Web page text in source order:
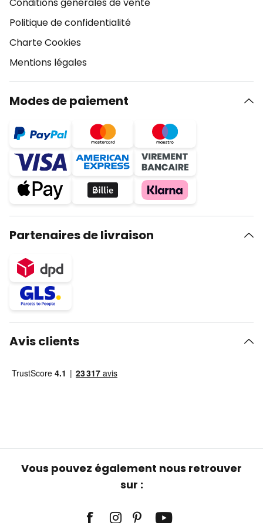
Politique de confidentialité
Charte Cookies
Mentions légales
Modes de paiement
Partenaires de livraison
Avis clients
Vous pouvez également nous retrouver
sur :